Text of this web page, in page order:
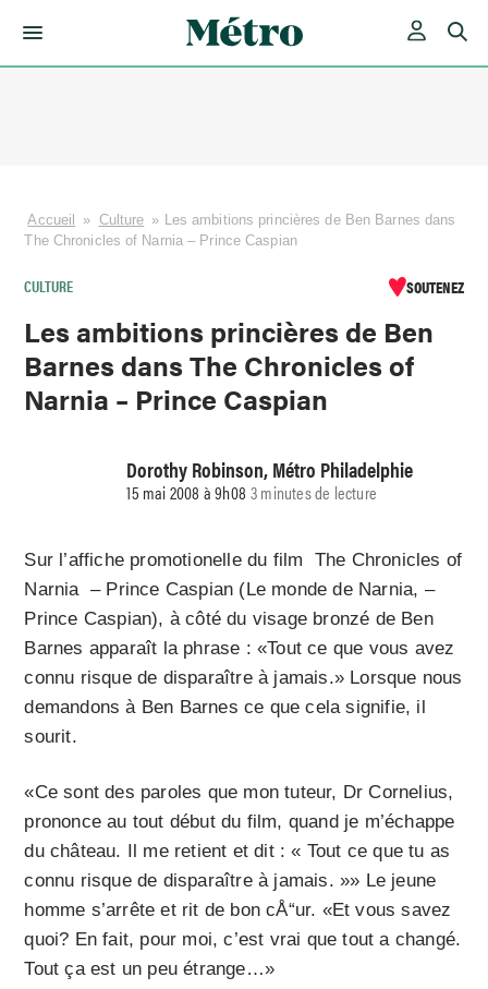
Accueil » Culture » Les ambitions princières de Ben Barnes dans
The Chronicles of Narnia – Prince Caspian
CULTURE SOUTENEZ
Les ambitions princières de Ben
Barnes dans The Chronicles of
Narnia – Prince Caspian
Dorothy Robinson, Métro Philadelphie
15 mai 2008 à 9h08 3 minutes de lecture
Sur l’affiche promotionelle du film The Chronicles of
Narnia – Prince Caspian (Le monde de Narnia, –
Prince Caspian), à côté du visage bronzé de Ben
Barnes apparaît la phrase : «Tout ce que vous avez
connu risque de disparaître à jamais.» Lorsque nous
demandons à Ben Barnes ce que cela signifie, il
sourit.
«Ce sont des paroles que mon tuteur, Dr Cornelius,
prononce au tout début du film, quand je m’échappe
du château. Il me retient et dit : « Tout ce que tu as
connu risque de disparaître à jamais. »» Le jeune
homme s’arrête et rit de bon cÅ“ur. «Et vous savez
quoi? En fait, pour moi, c’est vrai que tout a changé.
Tout ça est un peu étrange…»